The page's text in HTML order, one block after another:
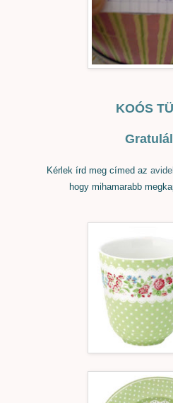
KOÓS
Kérlek írd meg címed az
hogy mihamarabb